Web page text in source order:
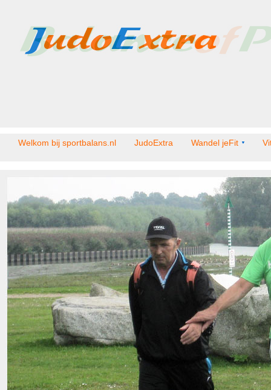
Welkom bij sportbalans.nl JudoExtra Wandel jeFit